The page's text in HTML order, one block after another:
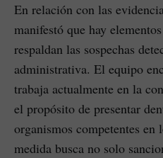
En relación con las
manifestó que hay
respaldan las sospechas
administrativa. El equipo
trabaja actualmente en la
el propósito de presentar
organismos competentes
medida busca no solo